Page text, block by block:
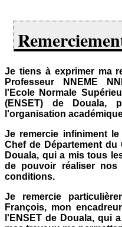
Je tiens à exprimer ma
Professeur NNEME
l'Ecole Normale
(ENSET) de Douala,
l'organisation
Je remercie infiniment le
Chef de Département du
Douala, qui a mis tous
de pouvoir réaliser nos
conditions.
Je remercie
François, mon
l'ENSET de Douala, qui